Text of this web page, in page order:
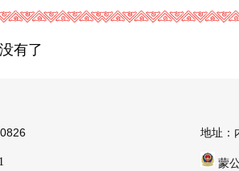
没有了
地址：
蒙